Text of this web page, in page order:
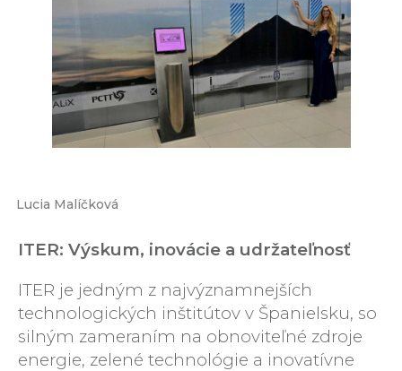
Lucia Malíčková
ITER: Výskum, inovácie a udržateľnosť
ITER je jedným z najvýznamnejších
technologických inštitútov v Španielsku, so
silným zameraním na obnoviteľné zdroje
energie, zelené technológie a inovatívne